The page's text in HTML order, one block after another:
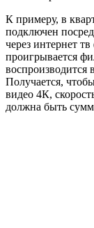
устройство с
картинка будет
благодаря
переходами
Практически
технологий
Единственное, с